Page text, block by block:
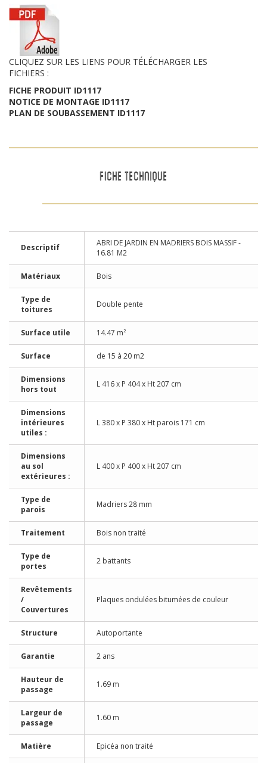
CLIQUEZ SUR LES LIENS POUR TÉLÉCHARGER LES
FICHIERS :
FICHE PRODUIT ID1117
NOTICE DE MONTAGE ID1117
PLAN DE SOUBASSEMENT ID1117
FICHE TECHNIQUE
Descriptif
ABRI DE JARDIN EN MADRIERS BOIS MASSIF -
16.81 M2
Matériaux Bois
Type de
toitures
Double pente
Surface utile 14.47 m²
Surface de 15 à 20 m2
Dimensions
hors tout
L 416 x P 404 x Ht 207 cm
Dimensions
intérieures
utiles :
L 380 x P 380 x Ht parois 171 cm
Dimensions
au sol
extérieures :
L 400 x P 400 x Ht 207 cm
Type de
parois
Madriers 28 mm
Traitement Bois non traité
Type de
portes
2 battants
Revêtements
/
Couvertures
Plaques ondulées bitumées de couleur
Structure Autoportante
Garantie 2 ans
Hauteur de
passage
1.69 m
Largeur de
passage
1.60 m
Matière Epicéa non traité